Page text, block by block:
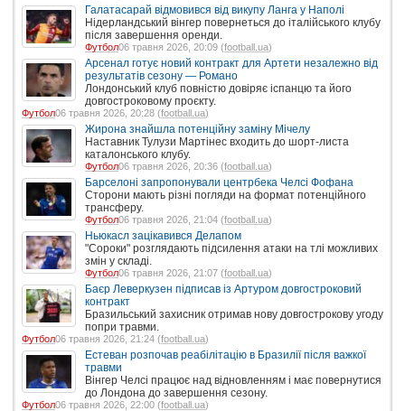
Галатасарай відмовився від викупу Ланга у Наполі
Нідерландський вінгер повернеться до італійського клубу
після завершення оренди.
Футбол06 травня 2026, 20:09 (football.ua)
Арсенал готує новий контракт для Артети незалежно від
результатів сезону — Романо
Лондонський клуб повністю довіряє іспанцю та його
довгостроковому проєкту.
Футбол06 травня 2026, 20:28 (football.ua)
Жирона знайшла потенційну заміну Мічелу
Наставник Тулузи Мартінес входить до шорт-листа
каталонського клубу.
Футбол06 травня 2026, 20:36 (football.ua)
Барселоні запропонували центрбека Челсі Фофана
Сторони мають різні погляди на формат потенційного
трансферу.
Футбол06 травня 2026, 21:04 (football.ua)
Ньюкасл зацікавився Делапом
"Сороки" розглядають підсилення атаки на тлі можливих
змін у складі.
Футбол06 травня 2026, 21:07 (football.ua)
Баєр Леверкузен підписав із Артуром довгостроковий
контракт
Бразильський захисник отримав нову довгострокову угоду
попри травми.
Футбол06 травня 2026, 21:24 (football.ua)
Естеван розпочав реабілітацію в Бразилії після важкої
травми
Вінгер Челсі працює над відновленням і має повернутися
до Лондона до завершення сезону.
Футбол06 травня 2026, 22:00 (football.ua)